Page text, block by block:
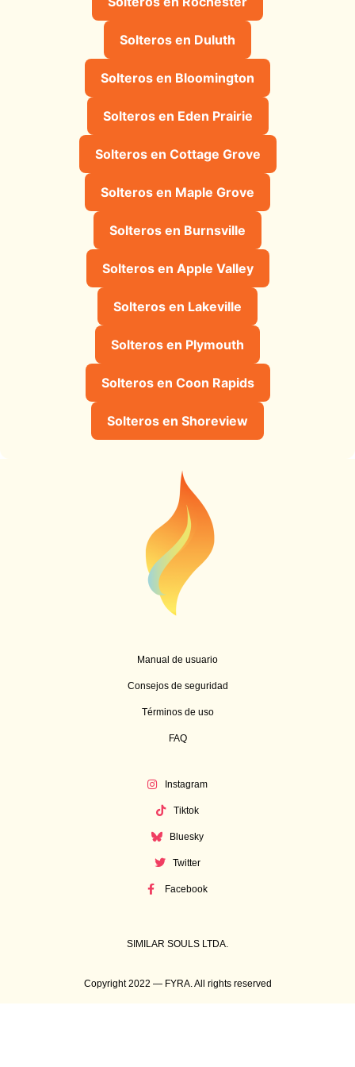
Solteros en Duluth
Solteros en Bloomington
Solteros en Eden Prairie
Solteros en Cottage Grove
Solteros en Maple Grove
Solteros en Burnsville
Solteros en Apple Valley
Solteros en Lakeville
Solteros en Plymouth
Solteros en Coon Rapids
Solteros en Shoreview
Manual de usuario
Consejos de seguridad
Términos de uso
FAQ
Instagram
Tiktok
Bluesky
Twitter
Facebook
SIMILAR SOULS LTDA.
Copyright 2022 — FYRA. All rights reserved